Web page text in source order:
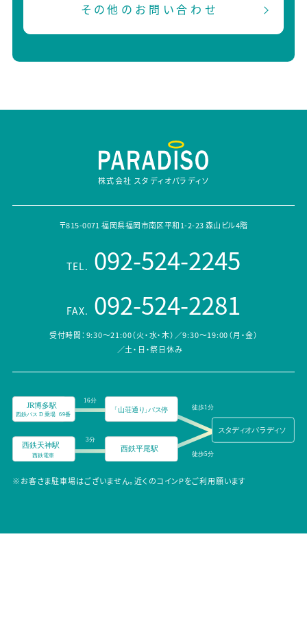
その他のお問い合わせ
株式会社 スタディオパラディソ
〒815-0071 福岡県福岡市南区平和1-2-23 森山ビル4階
TEL. 092-524-2245
FAX. 092-524-2281
受付時間：9:30～21:00（火・水・木）／9:30～19:00（月・金）
／土・日・祭日休み
※お客さま駐車場はございません。近くのコインPをご利用願います